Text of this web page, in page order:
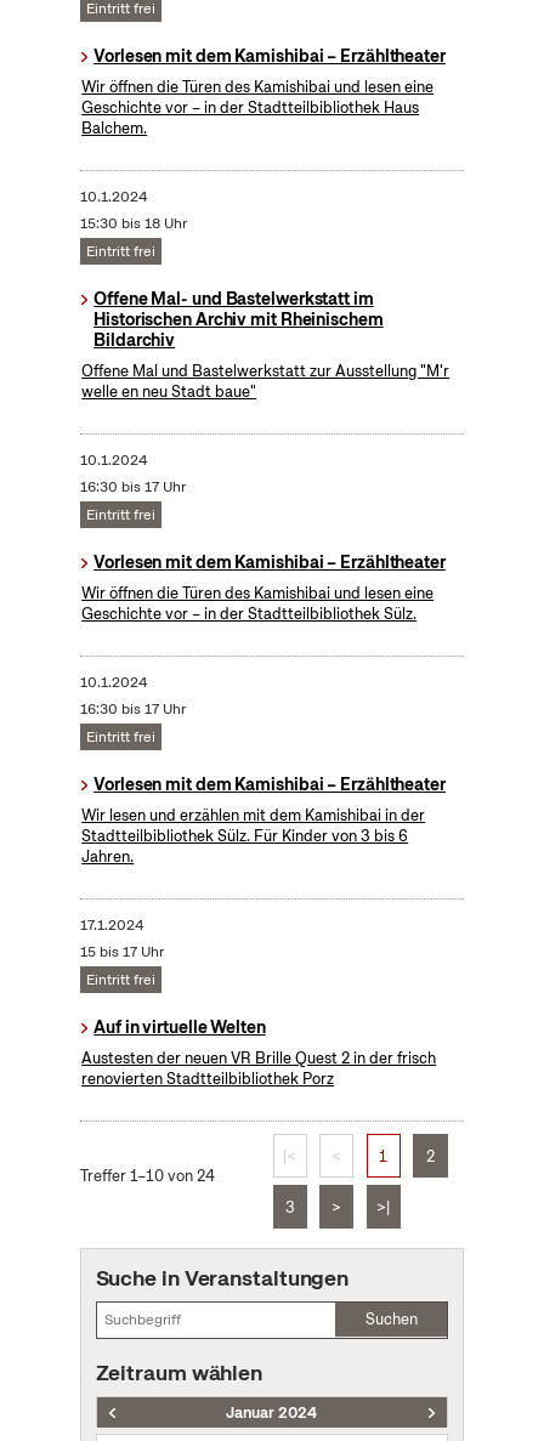
Eintritt frei
Vorlesen mit dem Kamishibai – Erzähltheater
Wir öffnen die Türen des Kamishibai und lesen eine
Geschichte vor – in der Stadtteilbibliothek Haus
Balchem.
10.1.2024
15:30 bis 18 Uhr
Eintritt frei
Offene Mal- und Bastelwerkstatt im
Historischen Archiv mit Rheinischem
Bildarchiv
Offene Mal und Bastelwerkstatt zur Ausstellung "M'r
welle en neu Stadt baue"
10.1.2024
16:30 bis 17 Uhr
Eintritt frei
Vorlesen mit dem Kamishibai – Erzähltheater
Wir öffnen die Türen des Kamishibai und lesen eine
Geschichte vor – in der Stadtteilbibliothek Sülz.
10.1.2024
16:30 bis 17 Uhr
Eintritt frei
Vorlesen mit dem Kamishibai – Erzähltheater
Wir lesen und erzählen mit dem Kamishibai in der
Stadtteilbibliothek Sülz. Für Kinder von 3 bis 6
Jahren.
17.1.2024
15 bis 17 Uhr
Eintritt frei
Auf in virtuelle Welten
Austesten der neuen VR Brille Quest 2 in der frisch
renovierten Stadtteilbibliothek Porz
Treffer 1–10 von 24
|< < 1 2
3 > >|
Suche in Veranstaltungen
Suchen
Zeitraum wählen
Januar 2024